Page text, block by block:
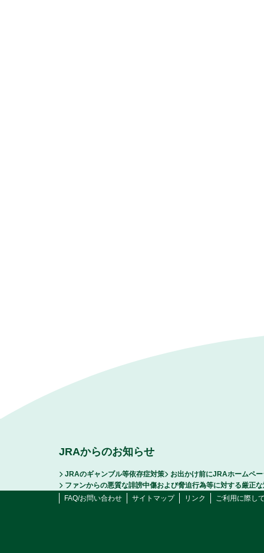
JRAからのお知らせ
JRAのギャンブル等依存症対策
お出かけ前にJRAホームペ
ファンからの悪質な誹謗中傷および脅迫行為等に対する厳正
FAQ/お問い合わせ
サイトマップ リンク ご利用に際し